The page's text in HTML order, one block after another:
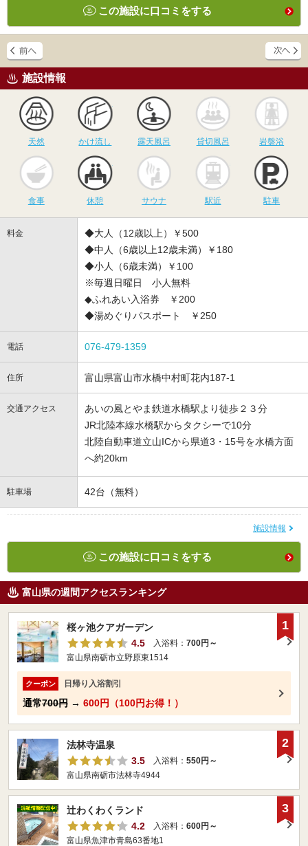
この施設に口コミをする
施設情報
天然
かけ流し
かけ流し
露天風呂
露天風呂
貸切風呂
貸切風呂 岩盤浴
食事 休憩
サウナ
サウナ 駅近 駐車
料金
◆大人（12歳以上）￥500
◆中人（6歳以上12歳未満）￥180
◆小人（6歳未満）￥100
※毎週日曜日 小人無料
◆ふれあい入浴券 ￥200
◆湯めぐりパスポート ￥250
電話 076-479-1359
住所 富山県富山市水橋中村町花内187-1
交通アクセス
あいの風とやま鉄道水橋駅より徒歩２３分
JR北陸本線水橋駅からタクシーで10分
北陸自動車道立山ICから県道3・15号を水橋方面
へ約20km
駐車場 42台（無料）
施設情報
この施設に口コミをする
富山県の週間アクセスランキング
桜ヶ池クアガーデン
4.5
入浴料： 700円～
富山県南砺市立野原東1514
クーポン 日帰り入浴割引
通常700円 → 600円（100円お得！）
1
法林寺温泉
3.5
入浴料： 550円～
富山県南砺市法林寺4944
2
辻わくわくランド
4.2
入浴料： 600円～
富山県魚津市青島63番地1
3